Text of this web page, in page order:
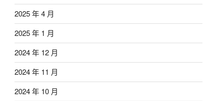
2025 年 4 月
2025 年 1 月
2024 年 12 月
2024 年 11 月
2024 年 10 月